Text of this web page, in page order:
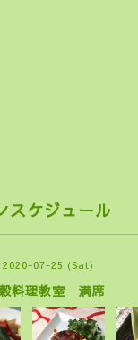
スケジュール
2020-07-25 (Sat)
料理教室 満席